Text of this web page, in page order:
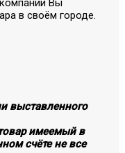
Вы
в своём городе.
выставленного
имеемый в
счёте не все